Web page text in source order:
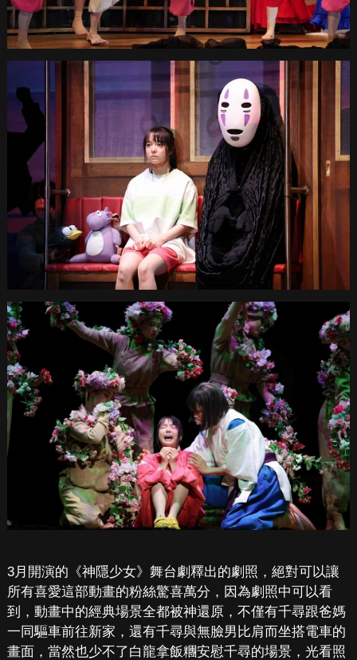
3月開演的《神隱少女》舞台劇釋出的劇照，絕對可以讓
所有喜愛這部動畫的粉絲驚喜萬分，因為劇照中可以看
到，動畫中的經典場景全都被神還原，不僅有千尋跟爸媽
一同驅車前往新家，還有千尋與無臉男比肩而坐搭電車的
畫面，當然也少不了白龍拿飯糰安慰千尋的場景，光看照